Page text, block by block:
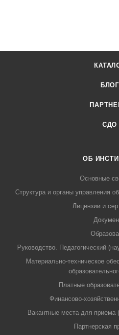
БЛОГ
СДО
ОБ
Основные
Структура и органы управления
Лицензии и
Руководство. Педагогический
Материально-техническое
Платные
Финансово-
Вакантные места для приема
Партнерская